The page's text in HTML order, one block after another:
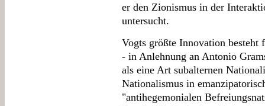
er den Zionismus in der
untersucht.
Vogts größte Innovation besteht
- in Anlehnung an Antonio
als eine Art subalternen
Nationalismus in
"antihegemonialen